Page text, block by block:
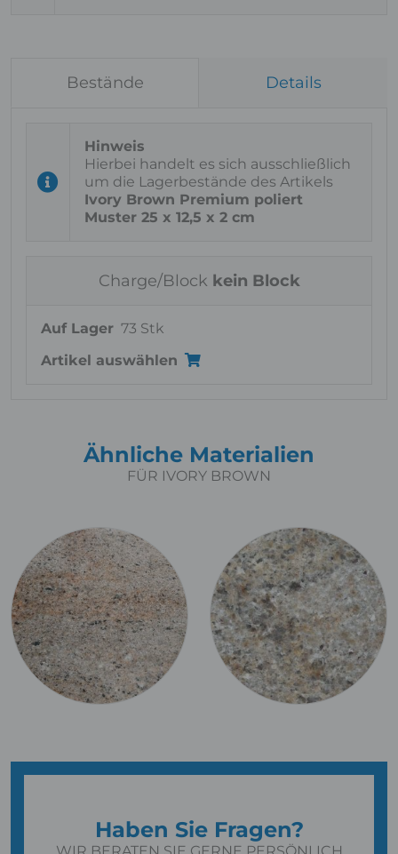
Bestände Details
Hierbei handelt es sich ausschließlich
um die Lagerbestände des Artikels
Ivory Brown Premium poliert
Muster 25 x 12,5 x 2 cm
Charge/Block kein Block
Auf Lager 73 Stk
Artikel auswählen
Ähnliche Materialien
FÜR IVORY BROWN
Haben Sie Fragen?